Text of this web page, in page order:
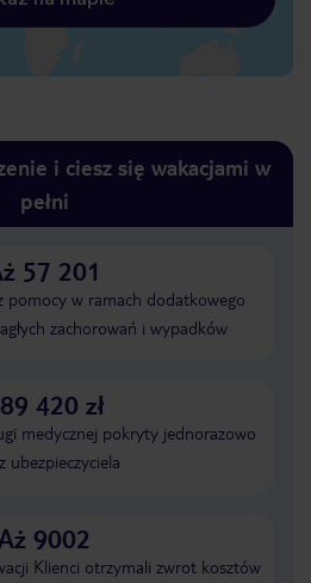
i ciesz się wakacjami w
pełni
57 201
pomocy w ramach dodatkowego
zachorowań i wypadków
420 zł
medycznej pokryty jednorazowo
ubezpieczyciela
9002
Klienci otrzymali zwrot kosztów